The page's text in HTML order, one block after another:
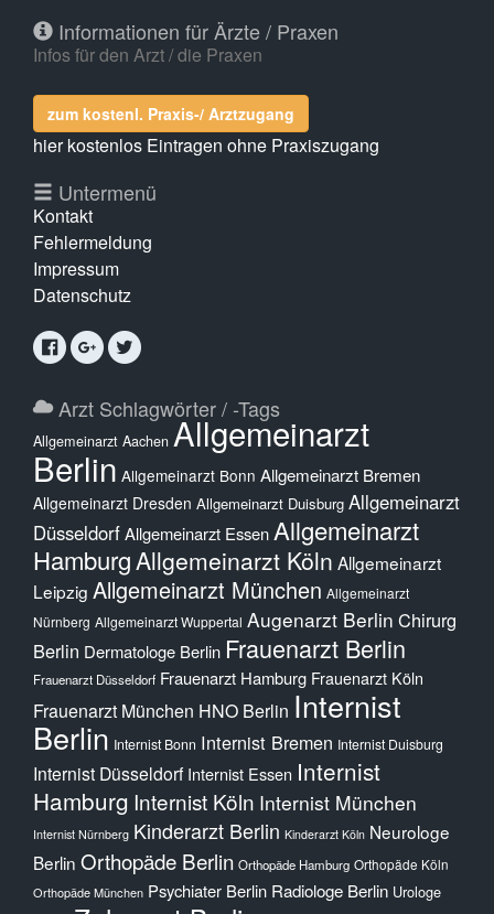
Informationen für Ärzte / Praxen
Infos für den Arzt / die Praxen
zum kostenl. Praxis-/ Arztzugang
hier kostenlos Eintragen ohne Praxiszugang
Untermenü
Kontakt
Fehlermeldung
Impressum
Datenschutz
Arzt Schlagwörter / -Tags
Allgemeinarzt Aachen Allgemeinarzt
Berlin Allgemeinarzt Bonn Allgemeinarzt Bremen
Allgemeinarzt Dresden Allgemeinarzt Duisburg Allgemeinarzt
DüsseldorfAllgemeinarzt Essen Allgemeinarzt
HamburgAllgemeinarzt Köln Allgemeinarzt
Leipzig Allgemeinarzt München Allgemeinarzt
Nürnberg Allgemeinarzt Wuppertal Augenarzt Berlin Chirurg
Berlin Dermatologe Berlin Frauenarzt Berlin
Frauenarzt Düsseldorf Frauenarzt Hamburg Frauenarzt Köln
Frauenarzt München HNO Berlin Internist
Berlin Internist Bonn Internist Bremen Internist Duisburg
Internist Düsseldorf Internist Essen Internist
Hamburg Internist Köln Internist München
Internist Nürnberg Kinderarzt Berlin Kinderarzt Köln Neurologe
Berlin Orthopäde Berlin Orthopäde Hamburg Orthopäde Köln
Orthopäde München Psychiater Berlin Radiologe Berlin Urologe